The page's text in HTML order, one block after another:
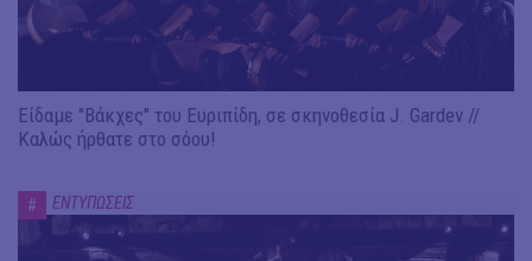
Είδαμε "Βάκχες" του Ευριπίδη, σε σκηνοθεσία J. Gardev //
Καλώς ήρθατε στο σόου!
# ΕΝΤΥΠΩΣΕΙΣ